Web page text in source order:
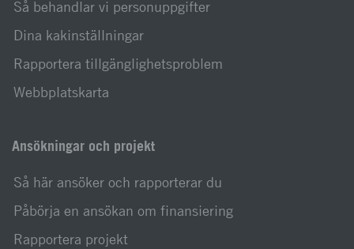
Så behandlar vi personuppgifter
Dina kakinställningar
Rapportera tillgänglighetsproblem
Webbplatskarta
Ansökningar och projekt
Så här ansöker och rapporterar du
Påbörja en ansökan om finansiering
Rapportera projekt